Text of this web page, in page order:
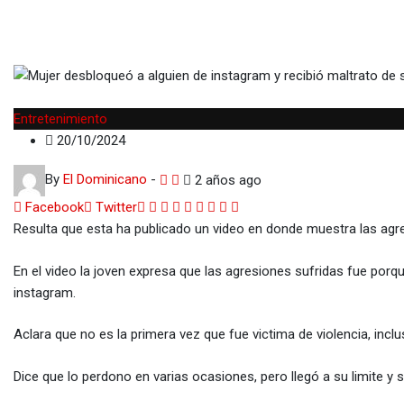
Entretenimiento
20/10/2024
By El Dominicano - 2 años ago
Facebook
Twitter Google+
LinkedIn
Whatsapp
StumbleUpon
Tumblr
Pinterest
Reddit
Share
via
Resulta que esta ha publicado un video en donde muestra las
En el video la joven expresa que las agresiones sufridas fue
instagram.
Aclara que no es la primera vez que fue victima de violencia,
Dice que lo perdono en varias ocasiones, pero llegó a su limite y